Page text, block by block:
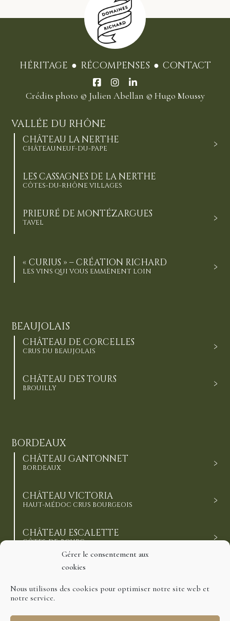
Gérer le consentement aux
cookies
Nous utilisons des cookies pour optimiser notre site web et
notre service.
HÉRITAGE RÉCOMPENSES CONTACT
Crédits photo © Julien Abellan © Hugo Moussy
VALLÉE DU RHÔNE
CHÂTEAU LA NERTHE
CHÂTEAUNEUF-DU-PAPE
LES CASSAGNES DE LA NERTHE
CÔTES-DU-RHÔNE VILLAGES
PRIEURÉ DE MONTÉZARGUES
TAVEL
« CURIUS » – CRÉATION RICHARD
LES VINS QUI VOUS EMMÈNENT LOIN
BEAUJOLAIS
CHÂTEAU DE CORCELLES
CRUS DU BEAUJOLAIS
CHÂTEAU DES TOURS
BROUILLY
BORDEAUX
CHÂTEAU GANTONNET
BORDEAUX
CHÂTEAU VICTORIA
HAUT-MÉDOC CRUS BOURGEOIS
CHÂTEAU ESCALETTE
CÔTES-DE-BOURG
CHÂTEAU DE BARBE